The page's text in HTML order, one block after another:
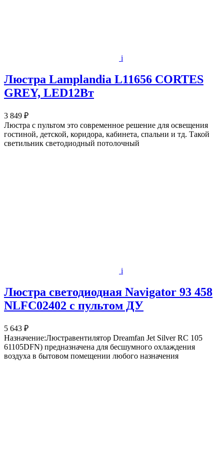
i
Люстра Lamplandia L11656 CORTES
GREY, LED12Вт
3 849 ₽
Люстра с пультом это современное решение для освещения
гостиной, детской, коридора, кабинета, спальни и тд. Такой
светильник светодиодный потолочный
i
Люстра светодиодная Navigator 93 458
NLFС02402 с пультом ДУ
5 643 ₽
Назначение:Люстравентилятор Dreamfan Jet Silver RC 105
61105DFN) предназначена для бесшумного охлаждения
воздуха в бытовом помещении любого назначения